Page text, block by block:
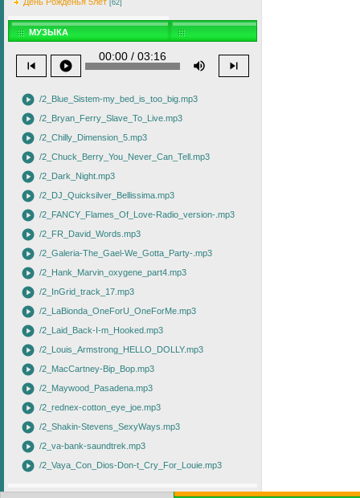
[62]
МУЗЫКА
skip_previous play_circle
00:00 / 03:16
volume_up skip_next
play_circle /2_Blue_Sistem-my_bed_is_too_big.mp3
play_circle /2_Bryan_Ferry_Slave_To_Live.mp3
play_circle /2_Chilly_Dimension_5.mp3
play_circle /2_Chuck_Berry_You_Never_Can_Tell.mp3
play_circle /2_Dark_Night.mp3
play_circle /2_DJ_Quicksilver_Bellissima.mp3
play_circle /2_FANCY_Flames_Of_Love-Radio_version-.mp3
play_circle /2_FR_David_Words.mp3
play_circle /2_Galeria-The_Gael-We_Gotta_Party-.mp3
play_circle /2_Hank_Marvin_oxygene_part4.mp3
play_circle /2_InGrid_track_17.mp3
play_circle /2_LaBionda_OneForU_OneForMe.mp3
play_circle /2_Laid_Back-I-m_Hooked.mp3
play_circle /2_Louis_Armstrong_HELLO_DOLLY.mp3
play_circle /2_MacCartney-Bip_Bop.mp3
play_circle /2_Maywood_Pasadena.mp3
play_circle /2_rednex-cotton_eye_joe.mp3
play_circle /2_Shakin-Stevens_SexyWays.mp3
play_circle /2_va-bank-saundtrek.mp3
play_circle /2_Vaya_Con_Dios-Don-t_Cry_For_Louie.mp3